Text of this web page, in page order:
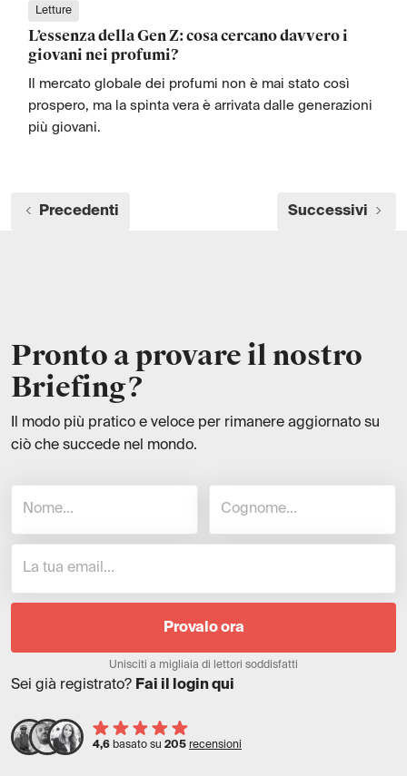
Letture
L’essenza della Gen Z: cosa cercano davvero i
giovani nei profumi?
Il mercato globale dei profumi non è mai stato così
prospero, ma la spinta vera è arrivata dalle generazioni
più giovani.
Precedenti Successivi
Pronto a provare il nostro
Briefing?
Il modo più pratico e veloce per rimanere aggiornato su
ciò che succede nel mondo.
Provalo ora
Unisciti a migliaia di lettori soddisfatti
Sei già registrato? Fai il login qui
4,6 basato su 205 recensioni